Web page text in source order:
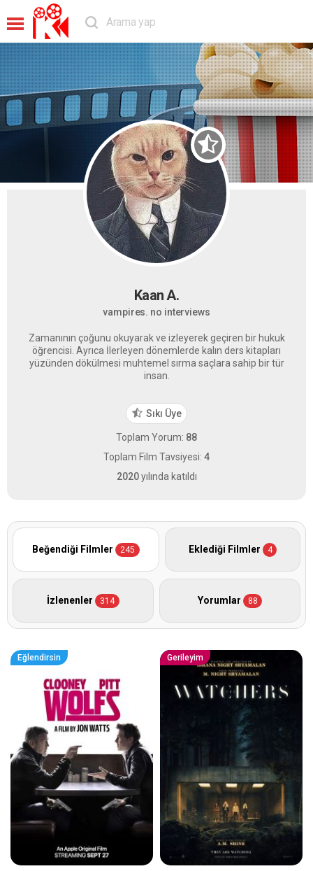
Kaan A.
vampires. no interviews
Zamanının çoğunu okuyarak ve izleyerek geçiren bir hukuk
öğrencisi. Ayrıca İlerleyen dönemlerde kalın ders kitapları
yüzünden dökülmesi muhtemel sırma saçlara sahip bir tür
insan.
Sıkı Üye
Toplam Yorum: 88
Toplam Film Tavsiyesi: 4
2020yılında katıldı
Beğendiği Filmler 245 Eklediği Filmler 4
İzlenenler 314 Yorumlar 88
Eğlendirsin Gerileyim